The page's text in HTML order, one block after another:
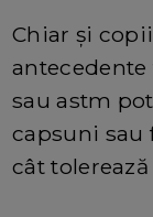
Chiar și
sau astm
capsuni sau
cât